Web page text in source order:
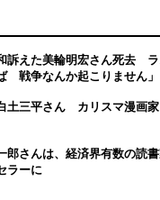
訴えた美輪明宏さん死去
戦争なんか起こりません」
土三平さん カリスマ漫画家
郎さんは、経済界有数の読
ラーに